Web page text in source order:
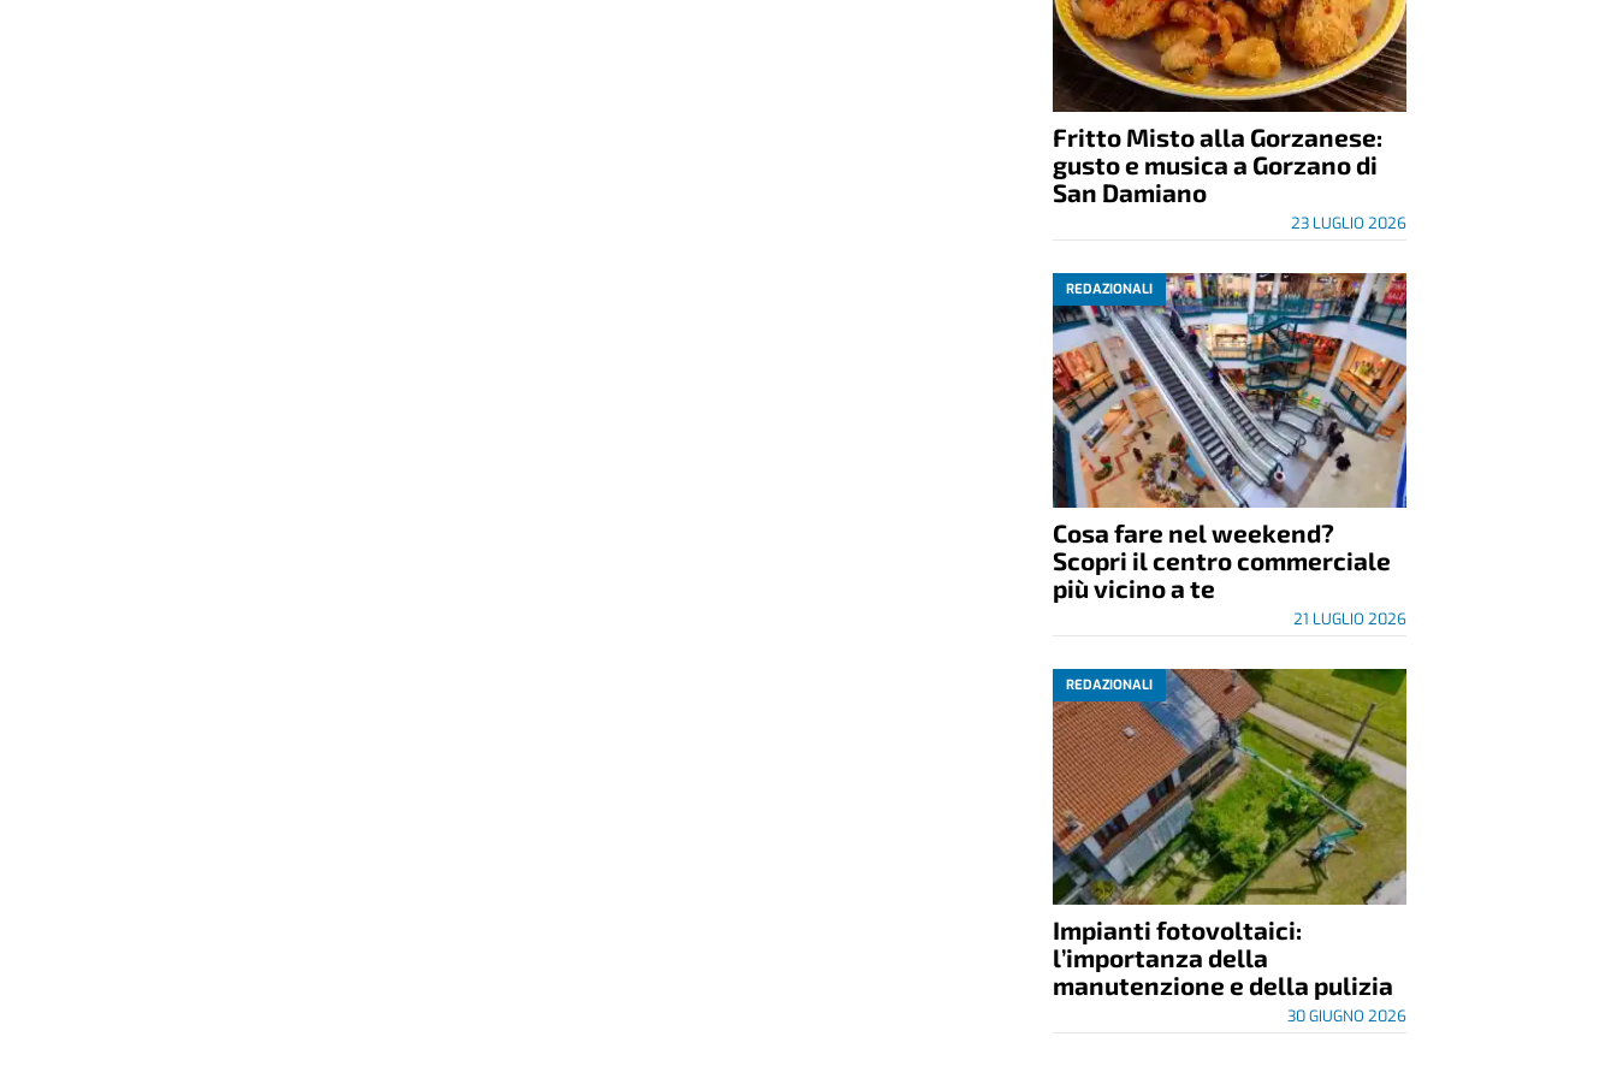
Fritto Misto alla Gorzanese:
gusto e musica a Gorzano di
San Damiano
23 LUGLIO 2026
REDAZIONALI
Cosa fare nel weekend?
Scopri il centro commerciale
più vicino a te
21 LUGLIO 2026
REDAZIONALI
Impianti fotovoltaici:
l’importanza della
manutenzione e della pulizia
30 GIUGNO 2026